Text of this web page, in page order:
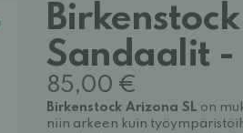
Sandaalit -
85,00 €
Birkenstock Arizona SL on
niin arkeen kuin